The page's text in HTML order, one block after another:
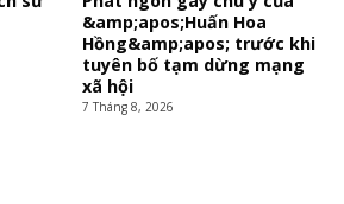
&amp;apos;Huấn Hoa
Hồng&amp;apos; trước khi
tuyên bố tạm dừng mạng
xã hội
7 Tháng 8, 2026